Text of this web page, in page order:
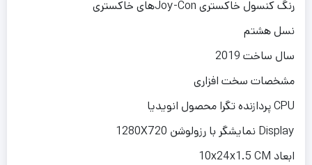
رنگ کنسول خاکستری Joy-Conهای خاکستری
نسل هشتم
سال ساخت 2019
مشخصات سخت افزاری
CPU پردازنده تگرا محصول انویدیا
Display نمایشگر با رزولوشن 1280X720
ابعاد 10x24x1.5 CM